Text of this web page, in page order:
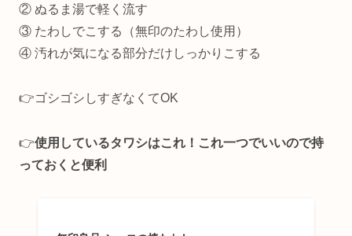
② ぬるま湯で軽く流す
③ たわしでこする（無印のたわし使用）
④ 汚れが気になる部分だけしっかりこする
👉ゴシゴシしすぎなくてOK
👉️使用しているタワシはこれ！これ一つでいいので持
っておくと便利